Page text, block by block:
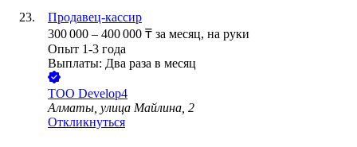
Продавец-кассир
300 000 – 400 000 ₸ за месяц, на руки
Опыт 1-3 года
Выплаты: Два раза в месяц
ТОО Develop4
Алматы, улица Майлина, 2
Откликнуться